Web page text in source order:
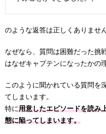
のような返答は正しくありません
なぜなら、質問は困難だった挑
はなぜキャプテンになったかの
このように聞かれている質問を
てしまいます。
特に用意したエピソードを読み
態に陥ってしまいます。